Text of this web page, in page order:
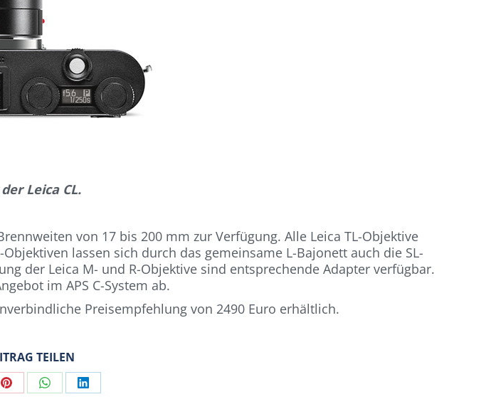
Leica CL.
von 17 bis 200 mm zur Verfügung. Alle Leica TL-Objektive
lassen sich durch das gemeinsame L-Bajonett auch die SL-
der Leica M- und R-Objektive sind entsprechende Adapter verfügbar.
im APS C-System ab.
Preisempfehlung von 2490 Euro erhältlich.
TEILEN
Share Share Share